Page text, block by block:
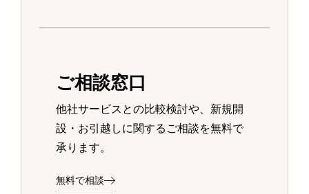
ご相談窓口
他社サービスとの比較検討や、新規開
設・お引越しに関するご相談を無料で
承ります。
無料で相談